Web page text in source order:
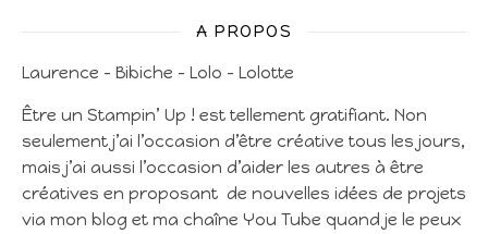
A PROPOS
Laurence – Bibiche – Lolo – Lolotte
Être un Stampin’ Up ! est tellement gratifiant. Non
seulement j’ai l’occasion d’être créative tous les jours,
mais j’ai aussi l’occasion d’aider les autres à être
créatives en proposant de nouvelles idées de projets
via mon blog et ma chaîne You Tube quand je le peux